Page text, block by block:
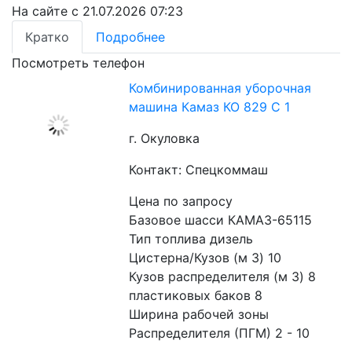
На сайте с 21.07.2026 07:23
Кратко
Подробнее
Посмотреть телефон
Комбинированная уборочная
машина Камаз КО 829 С 1
г. Окуловка
Контакт: Спецкоммаш
Цена по запросу
Базовое шасси КАМАЗ-65115
Тип топлива дизель
Цистерна/Кузов (м 3) 10
Кузов распределителя (м 3) 8
пластиковых баков 8
Ширина рабочей зоны
Распределителя (ПГМ) 2 - 10